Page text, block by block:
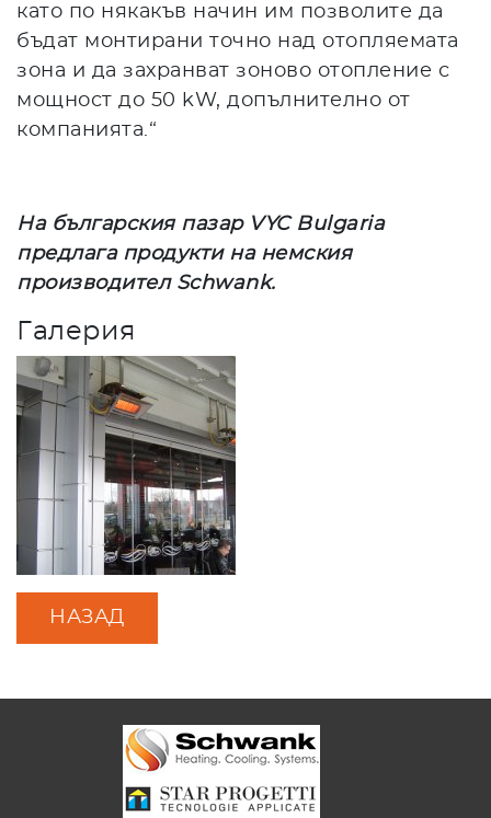
като по някакъв начин им позволите да
бъдат монтирани точно над отопляемата
зона и да захранват зоново отопление с
мощност до 50 kW, допълнително от
компанията.“
На българския пазар VYC Bulgaria
предлага продукти на немския
производител Schwank.
Галерия
НАЗАД